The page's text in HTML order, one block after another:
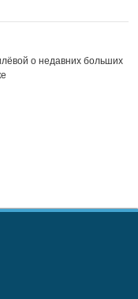
о недавних больших